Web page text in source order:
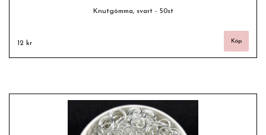
Knutgömma, svart - 50st
12 kr